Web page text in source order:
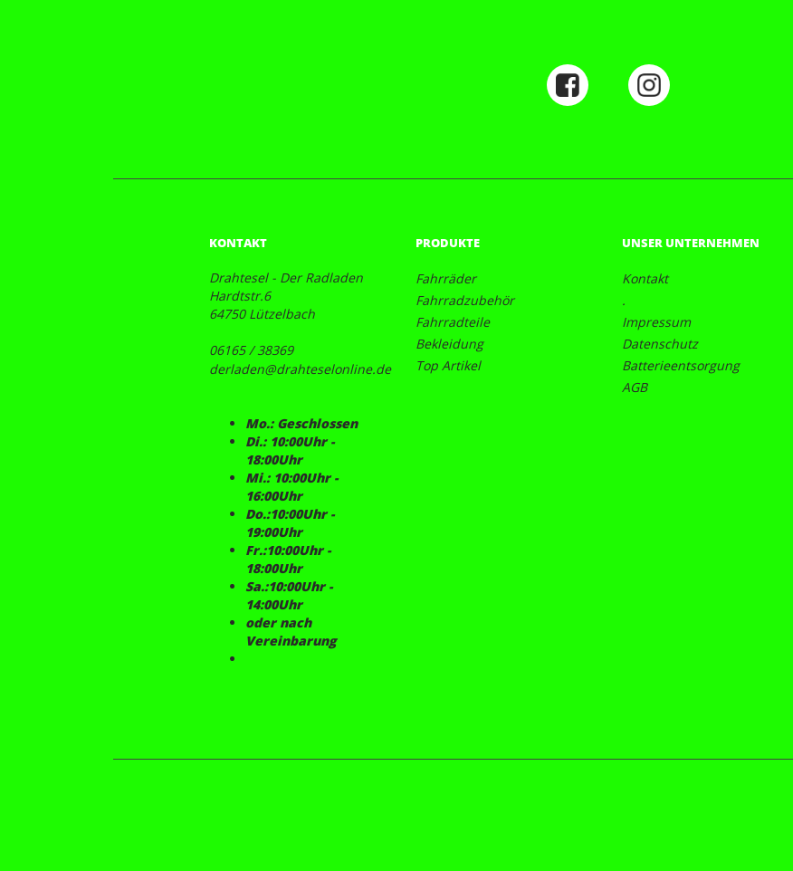
KONTAKT
Drahtesel - Der Radladen
Hardtstr.6
64750 Lützelbach
06165 / 38369
derladen@drahteselonline.de
Mo.: Geschlossen
Di.: 10:00Uhr -
18:00Uhr
Mi.: 10:00Uhr -
16:00Uhr
Do.:10:00Uhr -
19:00Uhr
Fr.:10:00Uhr -
18:00Uhr
Sa.:10:00Uhr -
14:00Uhr
oder nach
Vereinbarung
PRODUKTE
Fahrräder
Fahrradzubehör
Fahrradteile
Bekleidung
Top Artikel
UNSER UNTERNEHMEN
Kontakt
.
Impressum
Datenschutz
Batterieentsorgung
AGB